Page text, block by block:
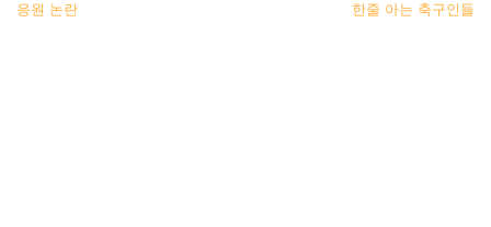
응원 논란
한줄 아는 축구인들